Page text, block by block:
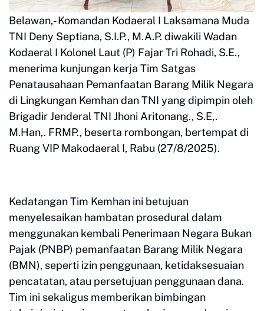
Belawan,- Komandan Kodaeral I Laksamana Muda
TNI Deny Septiana, S.I.P., M.A.P. diwakili Wadan
Kodaeral I Kolonel Laut (P) Fajar Tri Rohadi, S.E.,
menerima kunjungan kerja Tim Satgas
Penatausahaan Pemanfaatan Barang Milik Negara
di Lingkungan Kemhan dan TNI yang dipimpin oleh
Brigadir Jenderal TNI Jhoni Aritonang., S.E,.
M.Han,. FRMP., beserta rombongan, bertempat di
Ruang VIP Makodaeral I, Rabu (27/8/2025).
Kedatangan Tim Kemhan ini betujuan
menyelesaikan hambatan prosedural dalam
menggunakan kembali Penerimaan Negara Bukan
Pajak (PNBP) pemanfaatan Barang Milik Negara
(BMN), seperti izin penggunaan, ketidaksesuaian
pencatatan, atau persetujuan penggunaan dana.
Tim ini sekaligus memberikan bimbingan